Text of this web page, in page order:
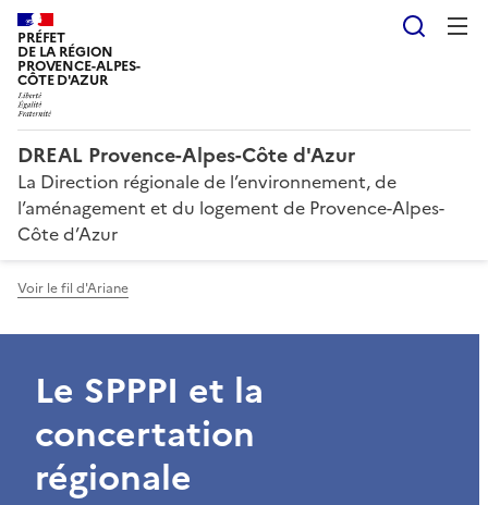
PRÉFET
DE LA RÉGION
PROVENCE-ALPES-
CÔTE D'AZUR
DREAL Provence-Alpes-Côte d'Azur
La Direction régionale de l’environnement, de
l’aménagement et du logement de Provence-Alpes-
Côte d’Azur
Voir le fil d'Ariane
Le SPPPI et la
concertation
régionale